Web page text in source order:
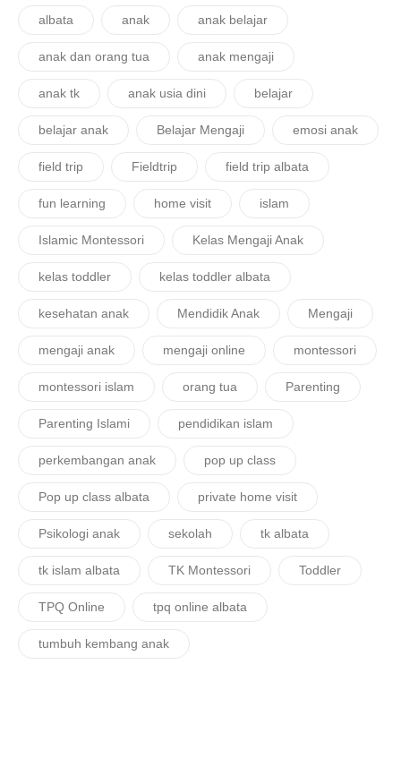
albata anak anak belajar
anak dan orang tua anak mengaji
anak tk anak usia dini belajar
belajar anak Belajar Mengaji emosi anak
field trip Fieldtrip field trip albata
fun learning home visit islam
Islamic Montessori Kelas Mengaji Anak
kelas toddler kelas toddler albata
kesehatan anak Mendidik Anak Mengaji
mengaji anak mengaji online montessori
montessori islam orang tua Parenting
Parenting Islami pendidikan islam
perkembangan anak pop up class
Pop up class albata private home visit
Psikologi anak sekolah tk albata
tk islam albata TK Montessori Toddler
TPQ Online tpq online albata
tumbuh kembang anak